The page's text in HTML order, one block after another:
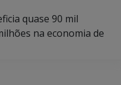
quase 90 mil
na economia de